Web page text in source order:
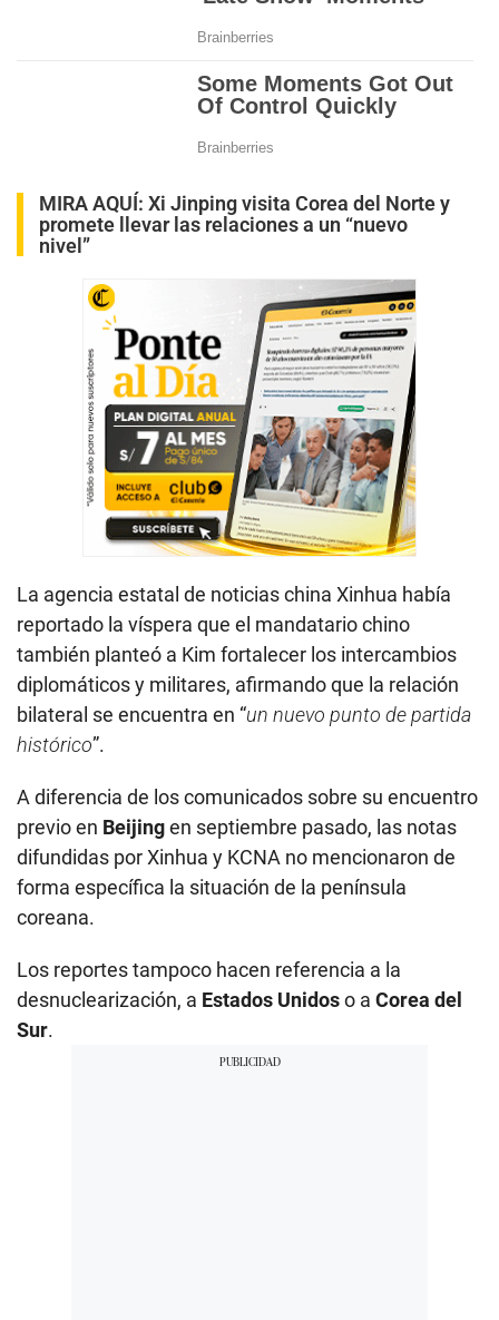
MIRA AQUÍ: Xi Jinping visita Corea del Norte y
promete llevar las relaciones a un “nuevo
nivel”
La agencia estatal de noticias china Xinhua había
reportado la víspera que el mandatario chino
también planteó a Kim fortalecer los intercambios
diplomáticos y militares, afirmando que la relación
bilateral se encuentra en “un nuevo punto de partida
histórico”.
A diferencia de los comunicados sobre su encuentro
previo en Beijingen septiembre pasado, las notas
difundidas por Xinhua y KCNA no mencionaron de
forma específica la situación de la península
coreana.
Los reportes tampoco hacen referencia a la
desnuclearización, a Estados Unidoso a Corea del
Sur.